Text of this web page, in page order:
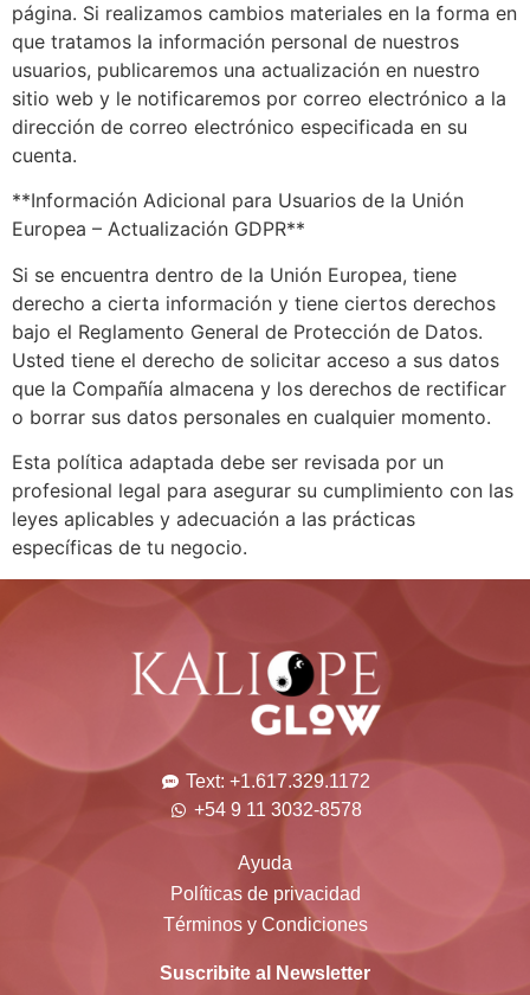
página. Si realizamos cambios materiales en la forma en
que tratamos la información personal de nuestros
usuarios, publicaremos una actualización en nuestro
sitio web y le notificaremos por correo electrónico a la
dirección de correo electrónico especificada en su
cuenta.
**Información Adicional para Usuarios de la Unión
Europea – Actualización GDPR**
Si se encuentra dentro de la Unión Europea, tiene
derecho a cierta información y tiene ciertos derechos
bajo el Reglamento General de Protección de Datos.
Usted tiene el derecho de solicitar acceso a sus datos
que la Compañía almacena y los derechos de rectificar
o borrar sus datos personales en cualquier momento.
Esta política adaptada debe ser revisada por un
profesional legal para asegurar su cumplimiento con las
leyes aplicables y adecuación a las prácticas
específicas de tu negocio.
Text: +1.617.329.1172
+54 9 11 3032-8578
Ayuda
Políticas de privacidad
Términos y Condiciones
Suscribite al Newsletter